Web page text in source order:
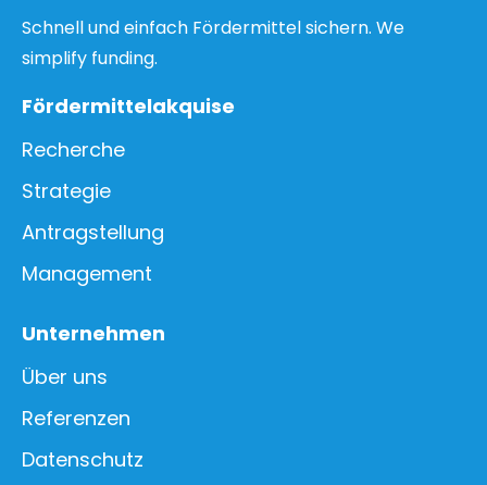
Schnell und einfach Fördermittel sichern. We
simplify funding.
Fördermittelakquise
Recherche
Strategie
Antragstellung
Management
Unternehmen
Über uns
Referenzen
Datenschutz